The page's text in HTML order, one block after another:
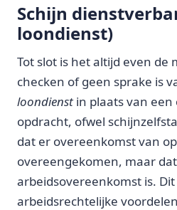
Schijn
loondienst)
Tot slot is het altijd even de
checken of geen sprake is
loondienst in plaats van
opdracht, ofwel
dat er overeenkomst van
overeengekomen, maar
arbeidsovereenkomst is.
arbeidsrechtelijke